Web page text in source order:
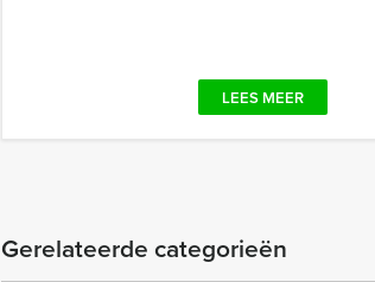
LEES MEER
Gerelateerde categorieën